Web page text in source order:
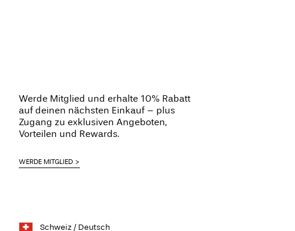
Werde Mitglied und erhalte 10% Rabatt
auf deinen nächsten Einkauf – plus
Zugang zu exklusiven Angeboten,
Vorteilen und Rewards.
WERDE MITGLIED
Schweiz / Deutsch